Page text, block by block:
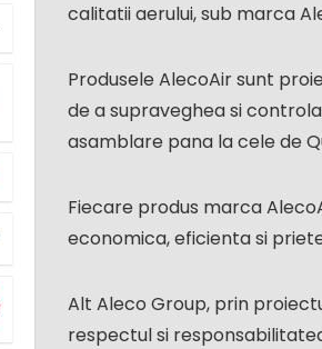
calitatii aerului, sub marca
Produsele AlecoAir sunt
de a supraveghea si
asamblare pana la cele de
Fiecare produs marca
economica, eficienta si
Alt Aleco Group, prin
respectul si